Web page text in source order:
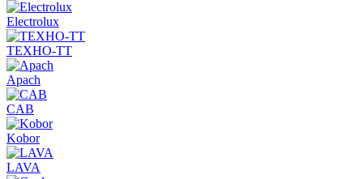
Electrolux
ТЕХНО-ТТ
Apach
CAB
Kobor
LAVA